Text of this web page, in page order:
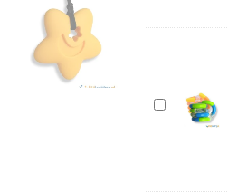
-
card
Fidget
Twister